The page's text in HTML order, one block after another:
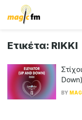
Ετικέτα: RIKKI
Down)
BY